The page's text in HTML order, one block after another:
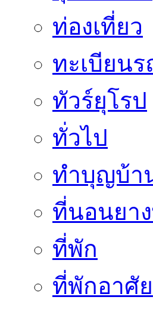
ท่องเที่ยว
ทะเบียนร
ทัวร์ยุโรป
ทั่วไป
ทำบุญบ้า
ที่นอนยา
ที่พัก
ที่พักอาศัย